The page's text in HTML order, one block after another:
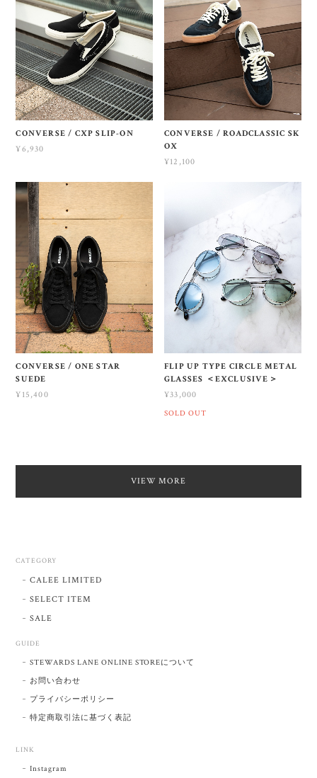
CONVERSE / CXP SLIP-ON
¥6,930
CONVERSE / ROADCLASSIC SK
OX
¥12,100
CONVERSE / ONE STAR
SUEDE
¥15,400
FLIP UP TYPE CIRCLE METAL
GLASSES ＜EXCLUSIVE＞
¥33,000
SOLD OUT
VIEW MORE
CATEGORY
CALEE LIMITED
SELECT ITEM
SALE
GUIDE
STEWARDS LANE ONLINE STOREについて
お問い合わせ
プライバシーポリシー
特定商取引法に基づく表記
LINK
Instagram